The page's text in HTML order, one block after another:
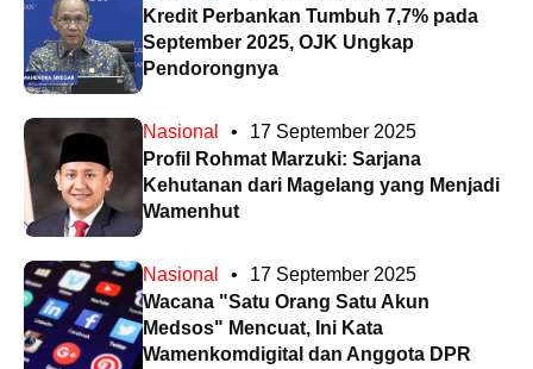
Kredit Perbankan Tumbuh 7,7% pada
September 2025, OJK Ungkap
Pendorongnya
Nasional •
17 September 2025
Profil Rohmat Marzuki: Sarjana
Kehutanan dari Magelang yang Menjadi
Wamenhut
Nasional •
17 September 2025
Wacana "Satu Orang Satu Akun
Medsos" Mencuat, Ini Kata
Wamenkomdigital dan Anggota DPR